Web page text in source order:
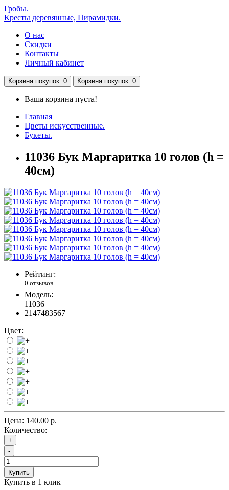
Гробы.
Кресты деревянные, Пирамидки.
О нас
Скидки
Контакты
Личный кабинет
Корзинапокупок: 0 Корзинапокупок: 0
Ваша корзина пуста!
Главная
Цветы искусственные.
Букеты.
11036 Бук Маргаритка 10 голов (h =
40см)
Рейтинг:
0 отзывов
Модель:
11036
2147483567
Цвет:
Цена: 140.00 р.
Количество:
+
-
Купить
Купить в 1 клик